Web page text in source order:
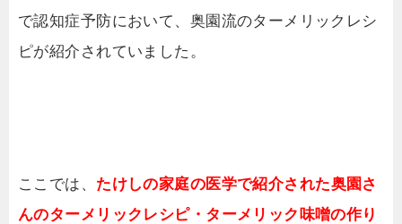
で認知症予防において、奥園流のターメリックレシ
ピが紹介されていました。
ここでは、 たけしの家庭の医学で紹介された奥園さ
んのターメリックレシピ・ターメリック味噌の作り